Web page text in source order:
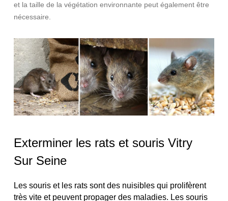
et la taille de la végétation environnante peut également être
nécessaire.
Exterminer les rats et souris Vitry
Sur Seine
Les souris et les rats sont des nuisibles qui prolifèrent
très vite et peuvent propager des maladies. Les souris